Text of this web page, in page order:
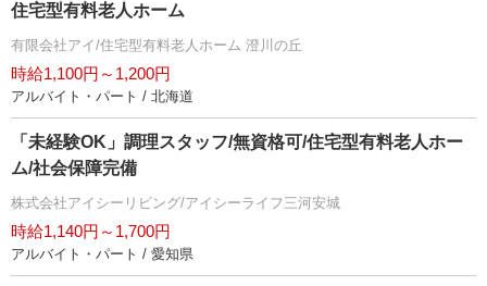
住宅型有料老人ホーム
有限会社アイ/住宅型有料老人ホーム 澄川の丘
時給1,100円～1,200円
アルバイト・パート / 北海道
「未経験OK」調理スタッフ/無資格可/住宅型有料老人ホー
ム/社会保障完備
株式会社アイシーリビング/アイシーライフ三河安城
時給1,140円～1,700円
アルバイト・パート / 愛知県